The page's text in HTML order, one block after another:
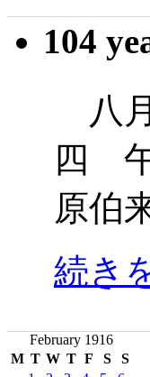
104
八
四
原伯
続き
February 1916
M T W T F S
S